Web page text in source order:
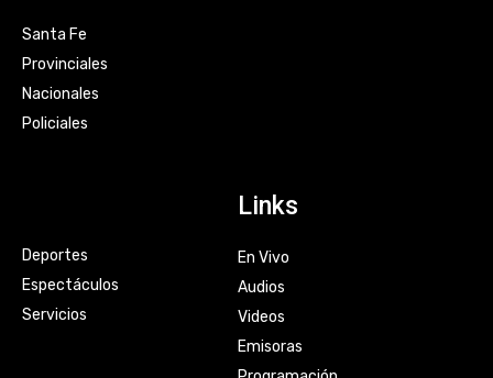
Santa Fe
Provinciales
Nacionales
Policiales
Deportes
Espectáculos
Servicios
Links
En Vivo
Audios
Videos
Emisoras